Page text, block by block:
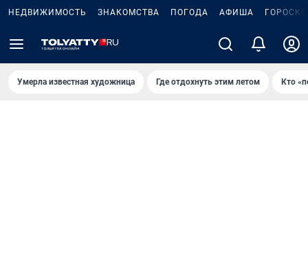
НЕДВИЖИМОСТЬ ЗНАКОМСТВА ПОГОДА АФИША
Умерла известная художница Где отдохнуть этим летом Кто